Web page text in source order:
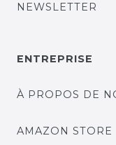
NEWSLETTER
ENTREPRISE
À PROPOS DE
AMAZON STORE